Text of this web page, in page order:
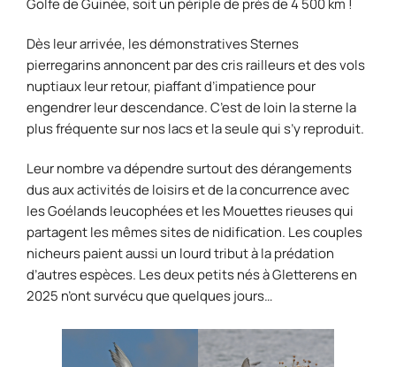
Dès leur arrivée, les démonstratives Sternes
pierregarins annoncent par des cris railleurs et des vols
nuptiaux leur retour, piaffant d’impatience pour
engendrer leur descendance. C’est de loin la sterne la
plus fréquente sur nos lacs et la seule qui s’y reproduit.
Leur nombre va dépendre surtout des dérangements
dus aux activités de loisirs et de la concurrence avec
les Goélands leucophées et les Mouettes rieuses qui
partagent les mêmes sites de nidification. Les couples
nicheurs paient aussi un lourd tribut à la prédation
d’autres espèces. Les deux petits nés à Gletterens en
2025 n’ont survécu que quelques jours…